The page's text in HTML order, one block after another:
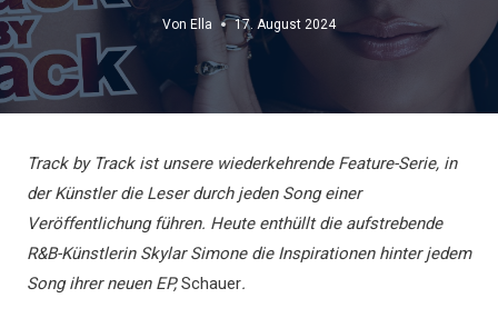
Von Ella 17. August 2024
Track by Track ist unsere wiederkehrende Feature-Serie, in
der Künstler die Leser durch jeden Song einer
Veröffentlichung führen. Heute enthüllt die aufstrebende
R&B-Künstlerin Skylar Simone die Inspirationen hinter jedem
Song ihrer neuen EP,Schauer.